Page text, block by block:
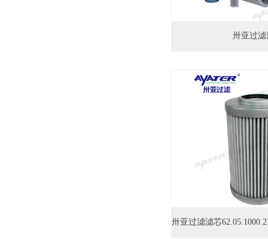
卅亚过滤